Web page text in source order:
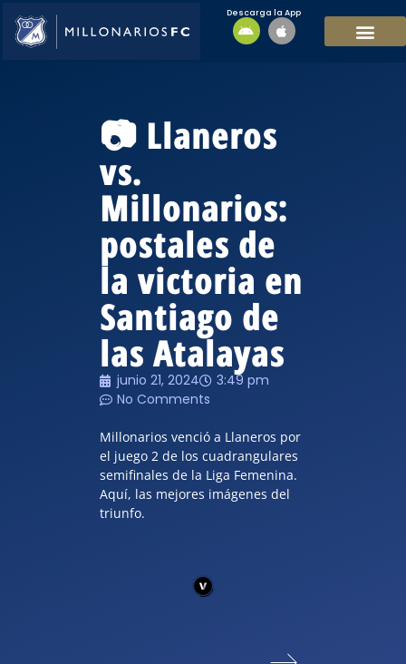
Descarga la App
📷 Llaneros
vs.
Millonarios:
postales de
la victoria en
Santiago de
las Atalayas
junio 21, 2024
3:49 pm
No Comments
Millonarios venció a Llaneros por
el juego 2 de los cuadrangulares
semifinales de la Liga Femenina.
Aquí, las mejores imágenes del
triunfo.